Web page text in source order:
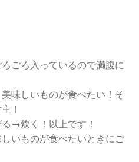
ごろ入っているので満腹に
味しいものが食べたい！そ
！
→炊く！以上です！
いものが食べたいときにご